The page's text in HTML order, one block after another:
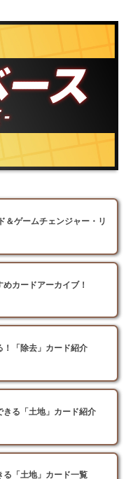
＆ゲームチェンジャー・リ
めカードアーカイブ！
！「除去」カード紹介
きる「土地」カード紹介
「土地」カード一覧